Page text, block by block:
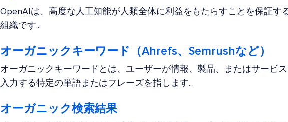
OpenAIは、高度な人工知能が人類全体に利益をもたらすことを保証す
組織です...
オーガニックキーワード（Ahrefs、Semrushなど）
オーガニックキーワードとは、ユーザーが情報、製品、またはサービ
入力する特定の単語またはフレーズを指します...
オーガニック検索結果